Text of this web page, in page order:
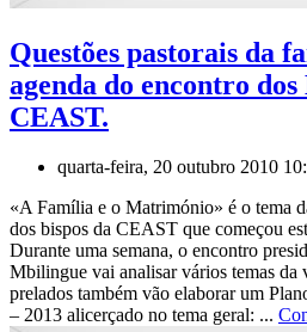
Questões pastorais da
agenda do encontro dos
CEAST.
quarta-feira, 20 outubro 2010
«A Família e o Matrimónio» é o tema
dos bispos da CEAST que começou
Durante uma semana, o encontro
Mbilingue vai analisar vários temas da
prelados também vão elaborar um
– 2013 alicerçado no tema geral: ...